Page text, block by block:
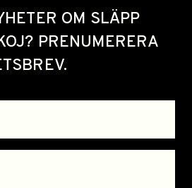
OM SLÄPP
PRENUMERERA